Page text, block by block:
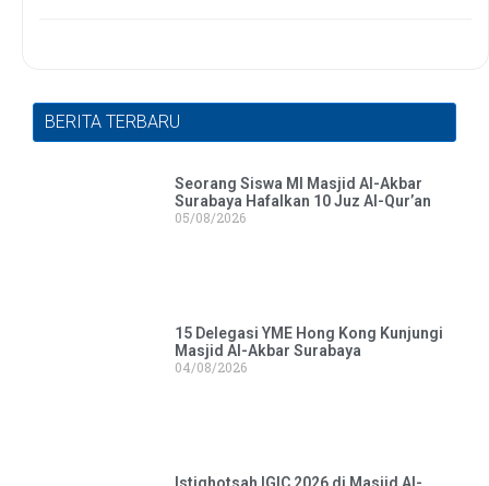
BERITA TERBARU
Seorang Siswa MI Masjid Al-Akbar
Surabaya Hafalkan 10 Juz Al-Qur’an
05/08/2026
15 Delegasi YME Hong Kong Kunjungi
Masjid Al-Akbar Surabaya
04/08/2026